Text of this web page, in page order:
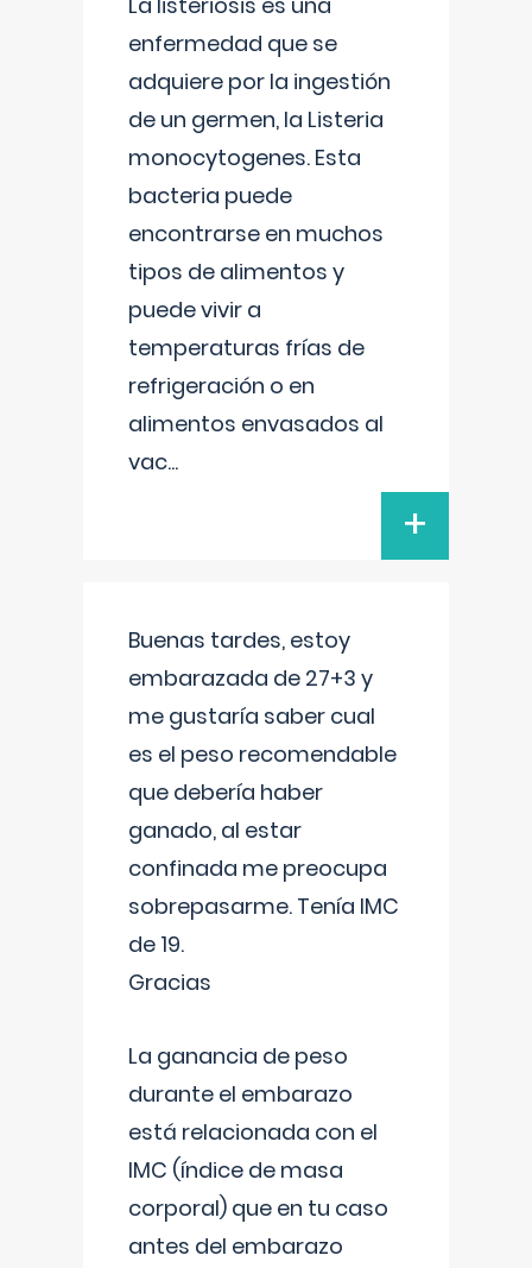
enfermedad que se
adquiere por la ingestión
de un germen, la Listeria
monocytogenes. Esta
bacteria puede
encontrarse en muchos
tipos de alimentos y
puede vivir a
temperaturas frías de
refrigeración o en
alimentos envasados al
vac...
+
Buenas tardes, estoy
embarazada de 27+3 y
me gustaría saber cual
es el peso recomendable
que debería haber
ganado, al estar
confinada me preocupa
sobrepasarme. Tenía IMC
de 19.
Gracias
La ganancia de peso
durante el embarazo
está relacionada con el
IMC (índice de masa
corporal) que en tu caso
antes del embarazo